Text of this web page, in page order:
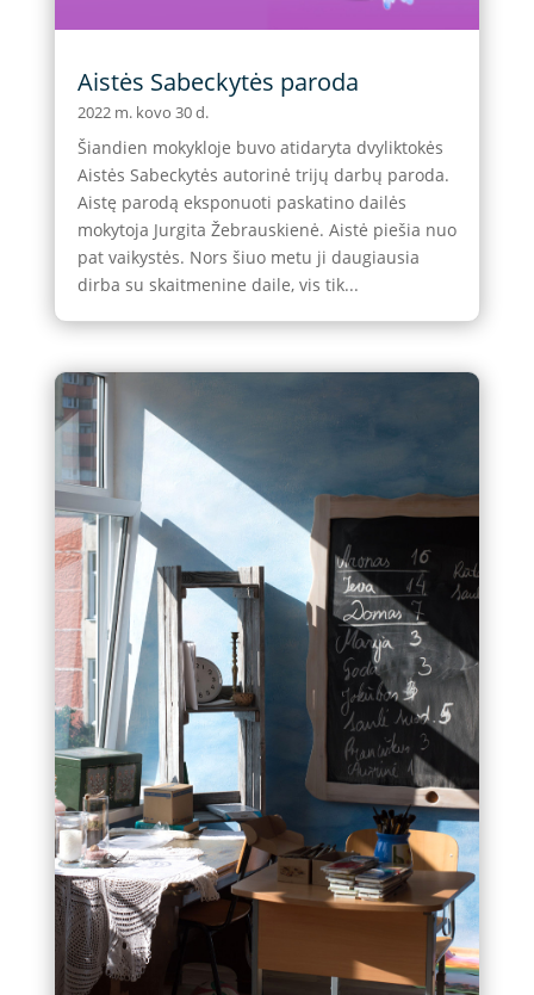
Aistės Sabeckytės paroda
2022 m. kovo 30 d.
Šiandien mokykloje buvo atidaryta dvyliktokės
Aistės Sabeckytės autorinė trijų darbų paroda.
Aistę parodą eksponuoti paskatino dailės
mokytoja Jurgita Žebrauskienė. Aistė piešia nuo
pat vaikystės. Nors šiuo metu ji daugiausia
dirba su skaitmenine daile, vis tik...